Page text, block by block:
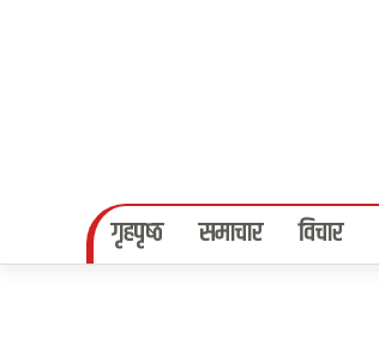
गृहपृष्‍ठ समाचार विचार